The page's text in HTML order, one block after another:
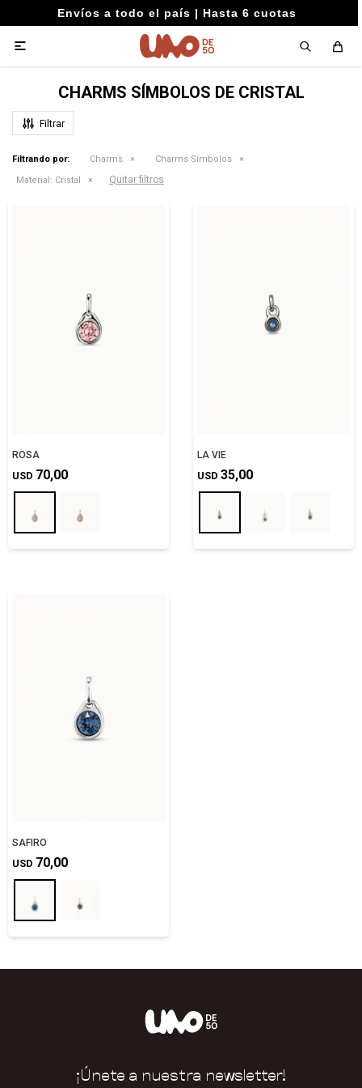
Envíos a todo el país | Hasta 6 cuotas

CHARMS SÍMBOLOS DE CRISTAL
Filtrando por: Charms
Charms Símbolos
Material: Cristal Quitar filtros
ROSA
USD 70,00
LA VIE
USD 35,00
SAFIRO
USD 70,00
¡Únete a nuestra newsletter!